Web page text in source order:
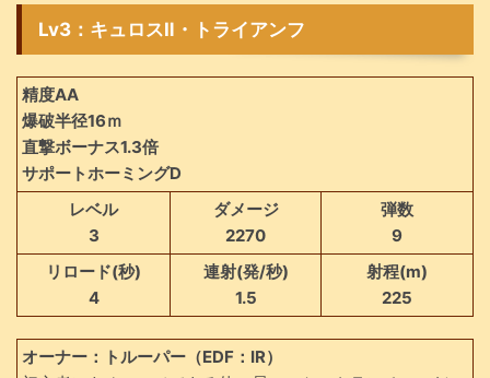
Lv3：キュロスⅡ・トライアンフ
精度AA
爆破半径16ｍ
直撃ボーナス1.3倍
サポートホーミングD
レベル
3
ダメージ
2270
弾数
9
リロード(秒)
4
連射(発/秒)
1.5
射程(m)
225
オーナー：トルーパー（EDF：IR）